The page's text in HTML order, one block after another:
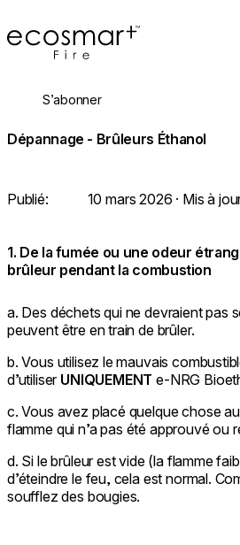
EcoSmart Fire
À propos
Professionnels
S’abonner
Dépannage - Brûleurs Éthanol
Publié: 10 mars 2026 · Mis à
1. De la fumée ou une odeur
brûleur pendant la combustion
a. Des déchets qui ne devraient pas
peuvent être en train de brûler.
b. Vous utilisez le mauvais
d’utiliser UNIQUEMENT e-NRG
c. Vous avez placé quelque chose
flamme qui n’a pas été approuvé ou
d. Si le brûleur est vide (la flamme
d’éteindre le feu, cela est normal.
soufflez des bougies.